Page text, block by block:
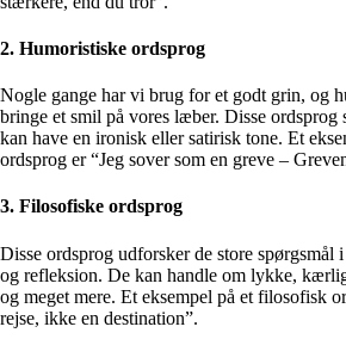
2. Humoristiske ordsprog
Nogle gange har vi brug for et godt grin, og
bringe et smil på vores læber. Disse ordsprog
kan have en ironisk eller satirisk tone. Et
ordsprog er “Jeg sover som en greve –
3. Filosofiske ordsprog
Disse ordsprog udforsker de store
og refleksion. De kan handle om lykke,
og meget mere. Et eksempel på et filosofisk
rejse, ikke en destination”.